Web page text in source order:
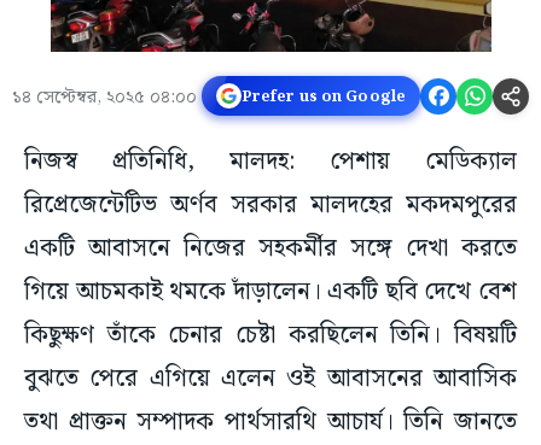
১৪ সেপ্টেম্বর, ২০২৫ ০৪:০০ Prefer us on Google
নিজস্ব প্রতিনিধি, মালদহ: পেশায় মেডিক্যাল
রিপ্রেজেন্টেটিভ অর্ণব সরকার মালদহের মকদমপুরের
একটি আবাসনে নিজের সহকর্মীর সঙ্গে দেখা করতে
গিয়ে আচমকাই থমকে দাঁড়ালেন। একটি ছবি দেখে বেশ
কিছুক্ষণ তাঁকে চেনার চেষ্টা করছিলেন তিনি। বিষয়টি
বুঝতে পেরে এগিয়ে এলেন ওই আবাসনের আবাসিক
তথা প্রাক্তন সম্পাদক পার্থসারথি আচার্য। তিনি জানতে